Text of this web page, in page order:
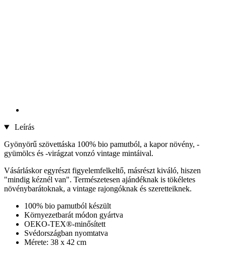
Leírás
Gyönyörű szövettáska 100% bio pamutból, a kapor növény, -
gyümölcs és -virágzat vonzó vintage mintáival.
Vásárláskor egyrészt figyelemfelkeltő, másrészt kiváló, hiszen
"mindig kéznél van". Természetesen ajándéknak is tökéletes
növénybarátoknak, a vintage rajongóknak és szeretteiknek.
100% bio pamutból készült
Környezetbarát módon gyártva
OEKO-TEX®-minősített
Svédországban nyomtatva
Mérete: 38 x 42 cm